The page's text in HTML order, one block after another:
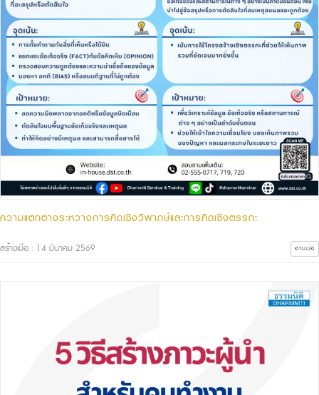
ความแตกต่างระหว่างการคิดเชิงวิพากษ์และการคิดเชิงตรรกะ
สร้างเมื่อ : 14 มีนาคม 2569 อ่านต่อ